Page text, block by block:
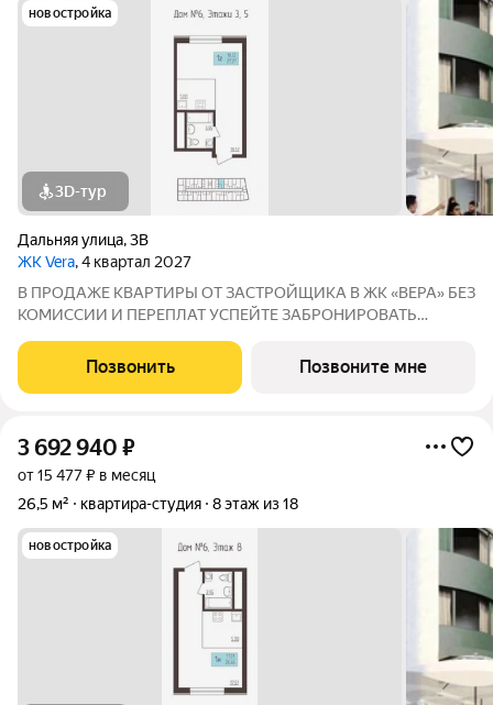
новостройка
3D-тур
Дальняя улица,3В
ЖК Vera, 4 квартал 2027
В ПРОДАЖЕ КВАРТИРЫ ОТ ЗАСТРОЙЩИКА В ЖК «ВЕРА» БЕЗ
КОМИССИИ И ПЕРЕПЛАТ УСПЕЙТЕ ЗАБРОНИРОВАТЬ
4,6% НА ВЕСЬ СРОК КРЕДИТОВАНИЯ ПО СЕМЕЙНОЙ
ИПОТЕКИ БРОНИРОВАНИЕ БЕСПЛАТНОЕ Адрес: г. Саранск,
Позвонить Позвоните мне
3 692 940 ₽
от 15 477 ₽ в месяц
26,5 м²
квартира-студия 8 этаж из 18
новостройка